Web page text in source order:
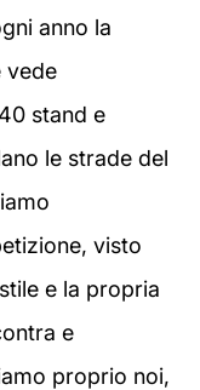
anno la
vede
stand e
le strade del
visto
e la propria
e
proprio noi,